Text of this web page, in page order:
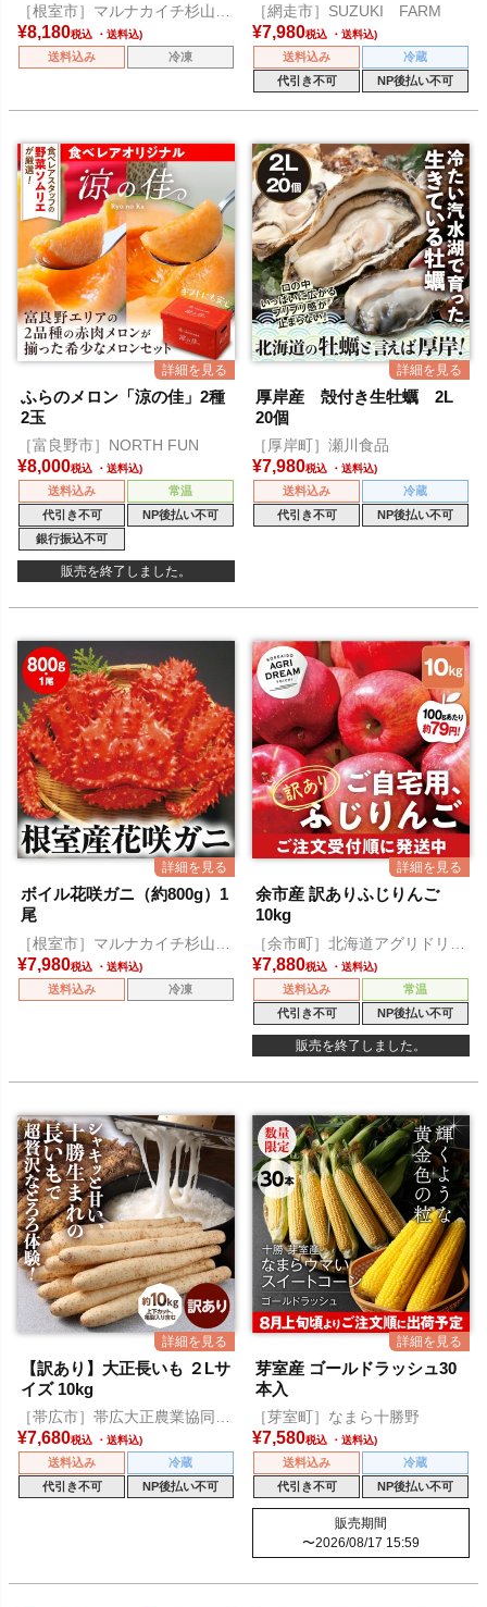
［根室市］マルナカイチ杉山水
産
¥8,180税込
送料込み 冷凍
［網走市］SUZUKI FARM
¥7,980税込
送料込み
冷蔵
代引き不可
NP後払い不可
ふらのメロン「涼の佳」2種
2玉
［富良野市］NORTH FUN
¥8,000税込
送料込み
常温
代引き不可
NP後払い不可
銀行振込不可
販売を終了しました。
厚岸産 殻付き生牡蠣 2L
20個
［厚岸町］瀬川食品
¥7,980税込
送料込み
冷蔵
代引き不可
NP後払い不可
ボイル花咲ガニ（約800g）1
尾
［根室市］マルナカイチ杉山水
産
¥7,980税込
送料込み 冷凍
余市産 訳ありふじりんご
10kg
［余市町］北海道アグリドリー
ム
¥7,880税込
送料込み
常温
代引き不可
NP後払い不可
販売を終了しました。
【訳あり】大正長いも ２Lサ
イズ 10kg
［帯広市］帯広大正農業協同組
合
¥7,680税込
送料込み
冷蔵
代引き不可
NP後払い不可
芽室産 ゴールドラッシュ30
本入
［芽室町］なまら十勝野
¥7,580税込
送料込み
冷蔵
代引き不可
NP後払い不可
販売期間
〜2026/08/17 15:59